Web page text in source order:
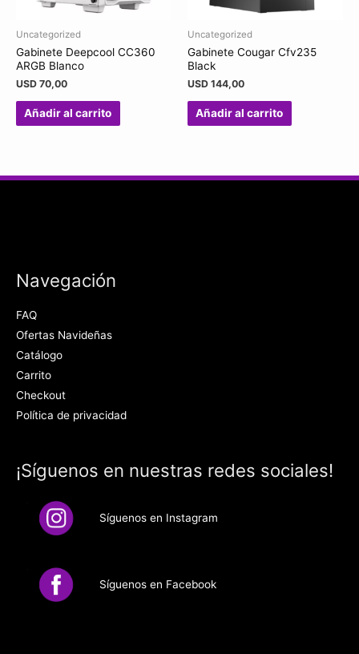
Uncategorized
Gabinete Deepcool CC360
ARGB Blanco
USD 70,00
Añadir al carrito
Uncategorized
Gabinete Cougar Cfv235
Black
USD 144,00
Añadir al carrito
Navegación
FAQ
Ofertas Navideñas
Catálogo
Carrito
Checkout
Política de privacidad
¡Síguenos en nuestras redes sociales!
Síguenos en Instagram
Síguenos en Facebook